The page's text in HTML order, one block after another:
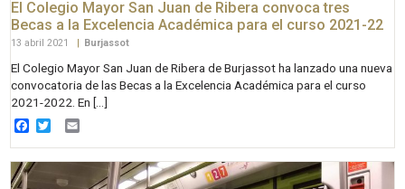
El Colegio Mayor San Juan de Ribera convoca tres
Becas a la Excelencia Académica para el curso 2021-22
13 abril 2021 | Burjassot
El Colegio Mayor San Juan de Ribera de Burjassot ha lanzado una nueva
convocatoria de las Becas a la Excelencia Académica para el curso
2021-2022. En […]
Facebook
Twitter